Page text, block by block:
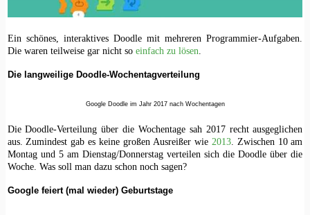
Ein schönes, interaktives Doodle mit mehreren Programmier-Aufgaben.
Die waren teilweise gar nicht so einfach zu lösen
Die langweilige Doodle-Wochentagverteilung
Google Doodle im Jahr 2017 nach Wochentagen
Die Doodle-Verteilung über die Wochentage sah 2017 recht ausgeglichen
aus. Zumindest gab es keine großen Ausreißer wie 2013. Zwischen 10 am
Montag und 5 am Dienstag/Donnerstag verteilen sich die Doodle über die
Woche. Was soll man dazu schon noch sagen?
Google feiert (mal wieder) Geburtstage